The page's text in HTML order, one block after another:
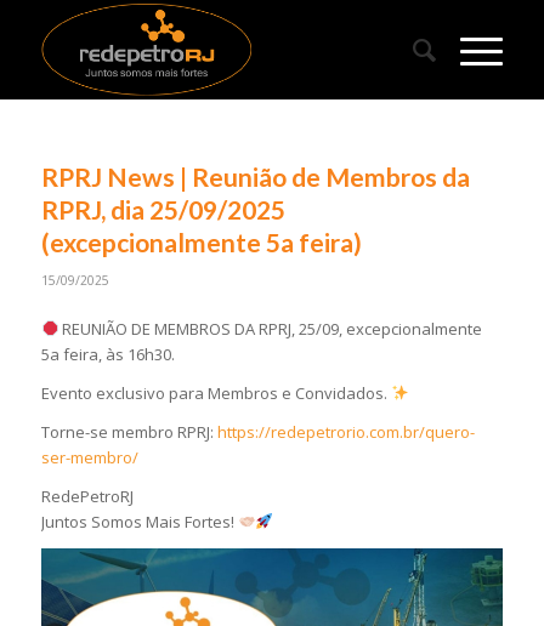
RPRJ News | Reunião de Membros da
RPRJ, dia 25/09/2025
(excepcionalmente 5a feira)
15/09/2025
REUNIÃO DE MEMBROS DA RPRJ, 25/09, excepcionalmente
5a feira, às 16h30.
Evento exclusivo para Membros e Convidados.
Torne-se membro RPRJ: https://redepetrorio.com.br/quero-
ser-membro/
RedePetroRJ
Juntos Somos Mais Fortes!